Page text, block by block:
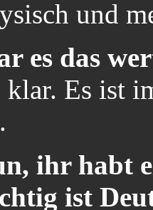
und
es das
klar. Es ist
ihr habt
ist